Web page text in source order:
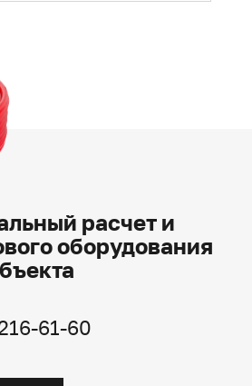
расчет и
оборудования
61-60